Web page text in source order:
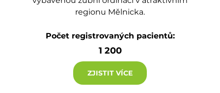
regionu Mělnicka.
Počet registrovaných pacientů:
1 200
ZJISTIT VÍCE